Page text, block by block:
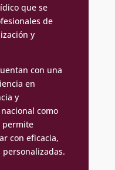
que se
de
y
con una
en
y
como
permite
con eficacia,